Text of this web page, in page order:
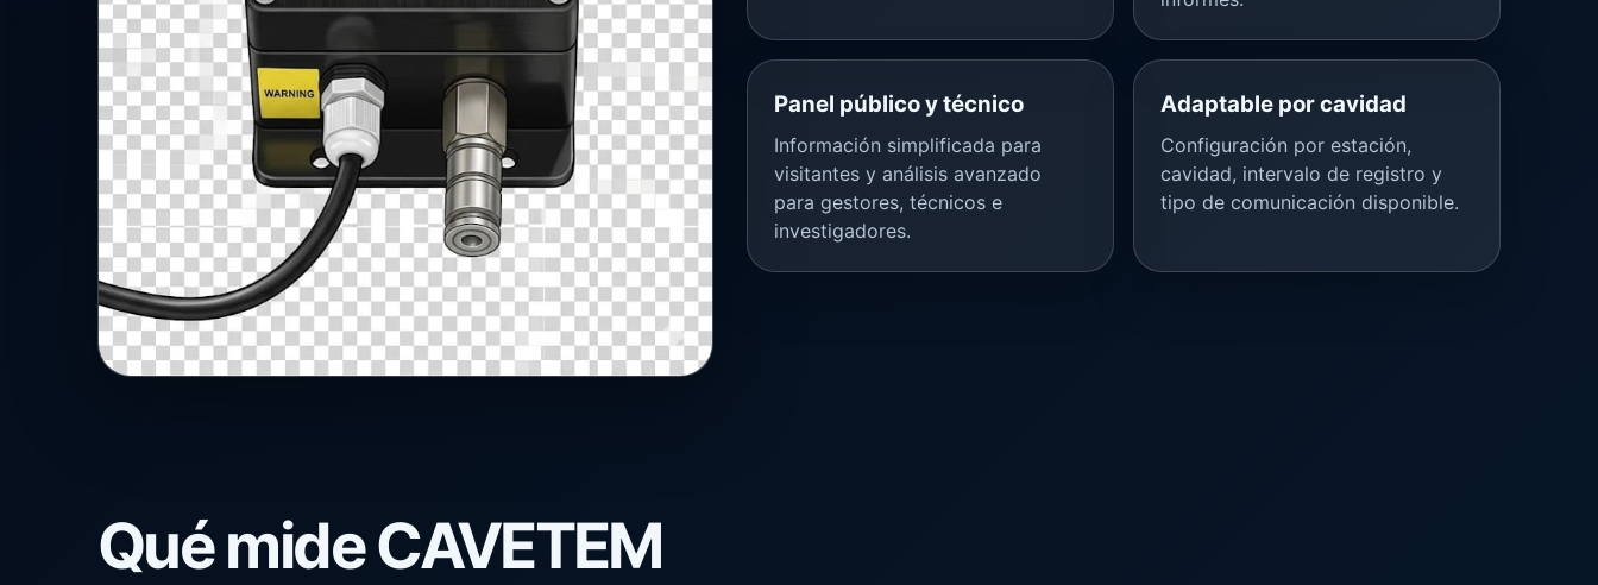
Panel público y técnico
Información simplificada para
visitantes y análisis avanzado
para gestores, técnicos e
investigadores.
Adaptable por cavidad
Configuración por estación,
cavidad, intervalo de registro y
tipo de comunicación disponible.
Qué mide CAVETEM